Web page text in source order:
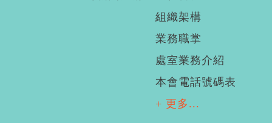
組織架構
業務職掌
處室業務介紹
本會電話號碼表
+ 更多...